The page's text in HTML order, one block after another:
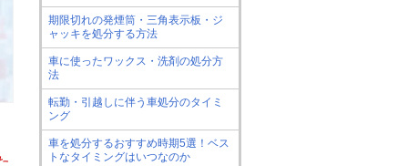
期限切れの発煙筒・三角表示板・ジ
ャッキを処分する方法
車に使ったワックス・洗剤の処分方
法
転勤・引越しに伴う車処分のタイミ
ング
車を処分するおすすめ時期5選！ベス
トなタイミングはいつなのか